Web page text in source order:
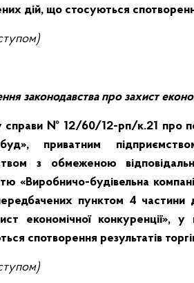
дій, що стосуються
законодавства про захист
справи № 12/60/12-рп/к.21 про
приватним
з обмеженою
«Виробничо-будівельна
пунктом 4 частини
економічної конкуренції», у
спотворення результатів